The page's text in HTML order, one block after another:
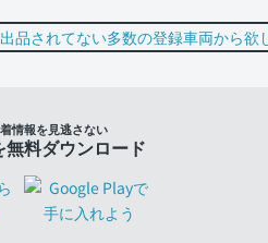
情報を見逃さない
料ダウンロード